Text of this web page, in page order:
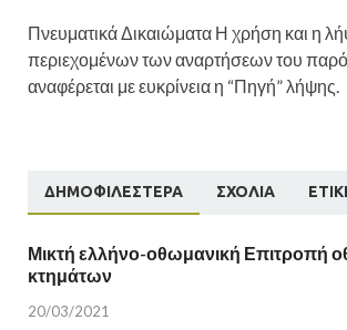
Πνευματικά Δικαιώματα Η χρήση και η
περιεχομένων των αναρτήσεων του
αναφέρεται με ευκρίνεια η “Πηγή” λήψης.
ΔΗΜΟΦΙΛΈΣΤΕΡΑ ΣΧΌΛΙΑ
Μικτή ελλήνο-οθωμανική Επιτροπή
κτημάτων
20/03/2021